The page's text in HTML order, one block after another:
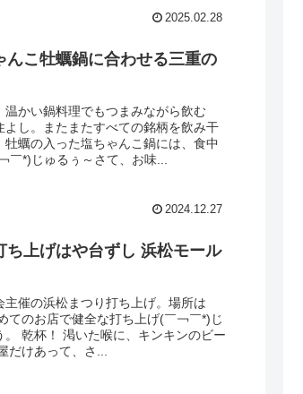
2025.02.28
んこ牡蠣鍋に合わせる三重の
かい鍋料理でもつまみながら飲む
し。またまたすべての銘柄を飲み干
蠣の入った塩ちゃんこ鍋には、食中
￣*)じゅるぅ～さて、お味...
2024.12.27
ち上げはや台ずし 浜松モール
主催の浜松まつり打ち上げ。場所は
てのお店で健全な打ち上げ(￣￢￣*)じ
乾杯！ 渇いた喉に、キンキンのビー
だけあって、さ...